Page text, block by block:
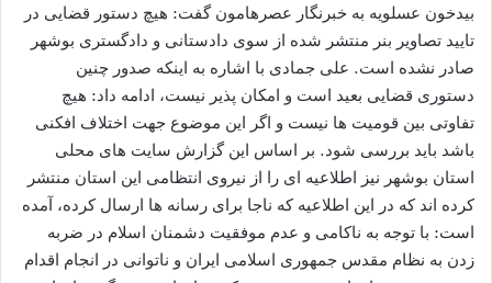
بیدخون عسلویه به خبرنگار عصرهامون گفت: هیچ دستور قضایی در
تایید تصاویر بنر منتشر شده از سوی دادستانی و دادگستری بوشهر
صادر نشده است. علی جمادی با اشاره به اینکه صدور چنین
دستوری قضایی بعید است و امکان پذیر نیست، ادامه داد: هیچ
تفاوتی بین قومیت ها نیست و اگر این موضوع جهت اختلاف افکنی
باشد باید بررسی شود. بر اساس این گزارش سایت های محلی
استان بوشهر نیز اطلاعیه ای را از نیروی انتظامی این استان منتشر
کرده اند که در این اطلاعیه که ناجا برای رسانه ها ارسال کرده، آمده
است: با توجه به ناکامی و عدم موفقیت دشمنان اسلام در ضربه
زدن به نظام مقدس جمهوری اسلامی ایران و ناتوانی در انجام اقدام